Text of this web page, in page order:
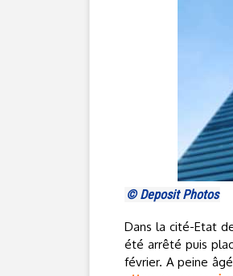
© Deposit Photos
Dans la cité-Etat
été arrêté puis
février. A peine